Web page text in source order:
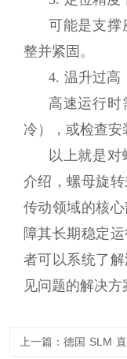
可能是支撑
整并紧固。
4. 温升过高
高速运行时
冷），或检查安
以上就是
介绍，螺母旋
传动领域的核
障其长期稳定
者可以系统了解
见问题的解决方
上一篇：德国 SLM